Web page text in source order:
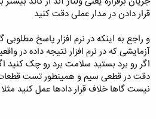
قرار دادن در مدار عملی دقت کنید
و راجع به اینکه در نرم افزار پاسخ
آزمایشی که در نرم افزار نتیجه داده در
اگر رو برد بستید سلامت برد رو چک کنید
دقت در قطعی سیم و همینطور تست قطعات
نیست گاها خلاف قرار دادها عمل کنید